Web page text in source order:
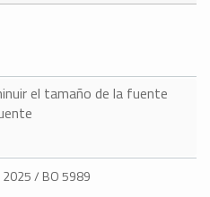
el tamaño de la fuente
2025 / BO 5989